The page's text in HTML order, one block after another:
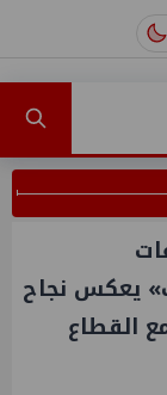
يعكس نجاح
القطاع